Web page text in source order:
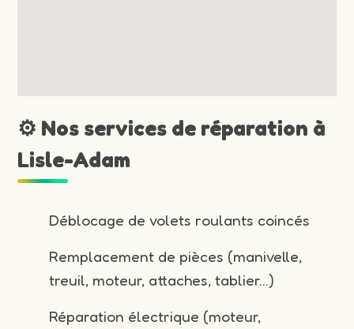
⚙️ Nos services de réparation à
Lisle-Adam
Déblocage de volets roulants coincés
Remplacement de pièces (manivelle,
treuil, moteur, attaches, tablier…)
Réparation électrique (moteur,